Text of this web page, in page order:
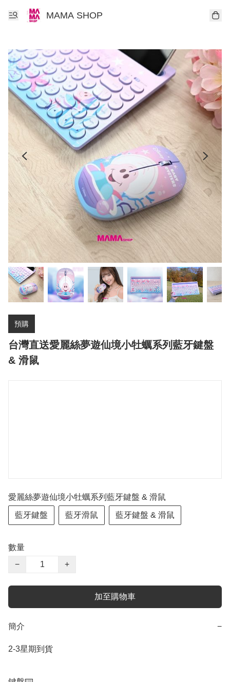
MAMA SHOP
預購
台灣直送愛麗絲夢遊仙境小牡蠣系列藍牙鍵盤
& 滑鼠
愛麗絲夢遊仙境小牡蠣系列藍牙鍵盤 & 滑鼠
藍牙鍵盤 藍牙滑鼠 藍牙鍵盤 & 滑鼠
數量
−
+
加至購物車
簡介 −
2-3星期到貨